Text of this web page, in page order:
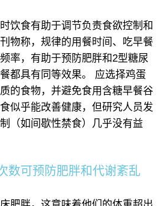
饮食有助于调节负责食欲控制和
物称，规律的用餐时间、吃早餐
率，有助于预防肥胖和2型糖尿
都具有同等效果。 应选择鸡蛋
的食物，并避免食用含糖早餐谷
似乎能改善健康，但研究人员发
（如间歇性禁食）几乎没有益
数可预防肥胖和代谢紊乱